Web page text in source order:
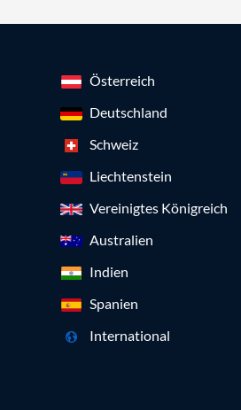
Österreich
Deutschland
Schweiz
Liechtenstein
Vereinigtes Königreich
Australien
Indien
Spanien
International